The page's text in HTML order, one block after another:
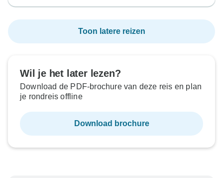
Toon latere reizen
Wil je het later lezen?
Download de PDF-brochure van deze reis en plan
je rondreis offline
Download brochure